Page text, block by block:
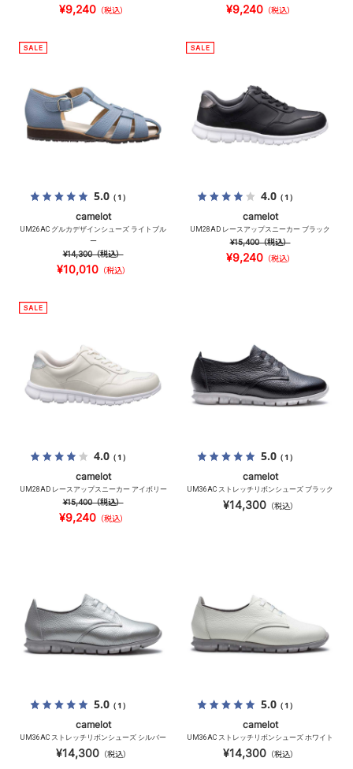
¥9,240（税込） ¥9,240（税込）
5.0（1）
camelot
UM26AC グルカデザインシューズ ライトブル
ー
¥14,300（税込）
¥10,010（税込）
4.0（1）
camelot
UM28AD レースアップスニーカー ブラック
¥15,400（税込）
¥9,240（税込）
4.0（1）
camelot
UM28AD レースアップスニーカー アイボリー
¥15,400（税込）
¥9,240（税込）
5.0（1）
camelot
UM36AC ストレッチリボンシューズ ブラック
¥14,300（税込）
5.0（1）
camelot
UM36AC ストレッチリボンシューズ シルバー
¥14,300（税込）
5.0（1）
camelot
UM36AC ストレッチリボンシューズ ホワイト
¥14,300（税込）